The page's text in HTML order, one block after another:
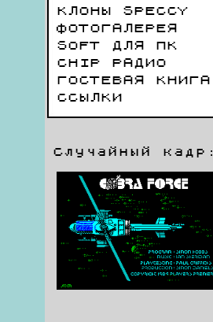
КЛОНЫ SPECCY
ФОТОГАЛЕРЕЯ
SOFT ДЛЯ ПК
CHIP РАДИО
ГОСТЕВАЯ КНИГА
ССЫЛКИ
Случайный кадр: